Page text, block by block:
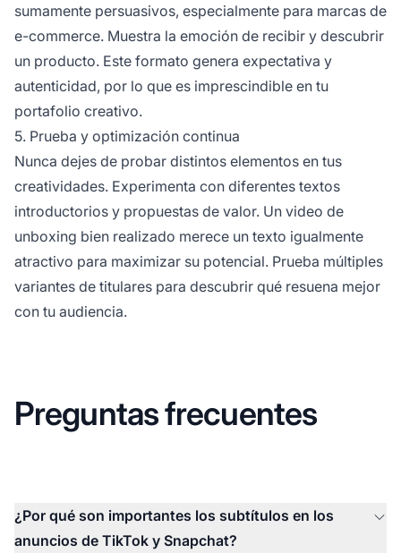
sumamente persuasivos, especialmente para marcas de
e-commerce. Muestra la emoción de recibir y descubrir
un producto. Este formato genera expectativa y
autenticidad, por lo que es imprescindible en tu
portafolio creativo.
5. Prueba y optimización continua
Nunca dejes de probar distintos elementos en tus
creatividades. Experimenta con diferentes textos
introductorios y propuestas de valor. Un video de
unboxing bien realizado merece un texto igualmente
atractivo para maximizar su potencial. Prueba múltiples
variantes de titulares para descubrir qué resuena mejor
con tu audiencia.
Preguntas frecuentes
¿Por qué son importantes los subtítulos en los
anuncios de TikTok y Snapchat?